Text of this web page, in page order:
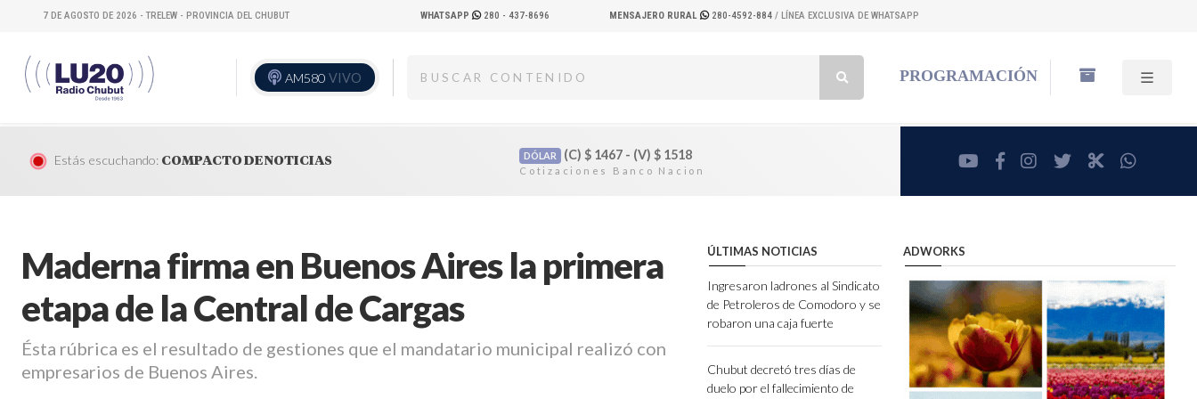
7 DE AGOSTO DE 2026 - TRELEW - PROVINCIA DEL CHUBUT WHATSAPP 280 - 437-8696 MENSAJERO RURAL 280-4592-884 / LÍNEA EXCLUSIVA DE WHATSAPP
AM580 VIVO PROGRAMACIÓN
Estás escuchando: COMPACTO DE NOTICIAS DÓLAR (C) $1467 - (V) $1518 youtubefacebookinstagram
twitterRadioCut
Maderna firma en Buenos Aires la primera
etapa de la Central de Cargas
Ésta rúbrica es el resultado de gestiones que el mandatario municipal realizó con
empresarios de Buenos Aires.
ÚLTIMAS NOTICIAS
Ingresaron ladrones al Sindicato
de Petroleros de Comodoro y se
robaron una caja fuerte
Chubut decretó tres días de
duelo por el fallecimiento de
ADWORKS